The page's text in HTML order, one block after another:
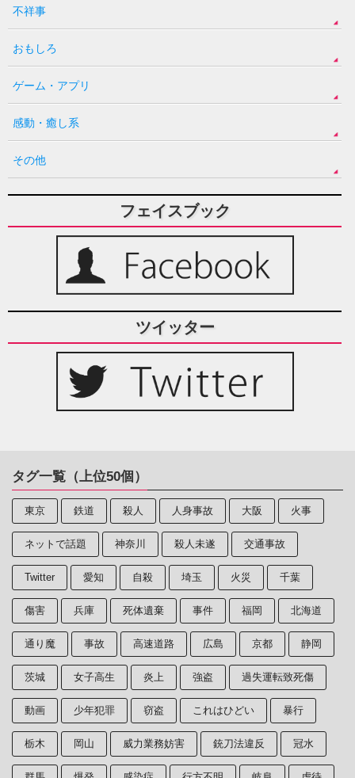
不祥事
おもしろ
ゲーム・アプリ
感動・癒し系
その他
フェイスブック
ツイッター
タグ一覧（上位50個）
東京 鉄道 殺人 人身事故 大阪 火事
ネットで話題 神奈川 殺人未遂 交通事故
Twitter 愛知 自殺 埼玉 火災 千葉
傷害 兵庫 死体遺棄 事件 福岡 北海道
通り魔 事故 高速道路 広島 京都 静岡
茨城 女子高生 炎上 強盗 過失運転致死傷
動画 少年犯罪 窃盗 これはひどい 暴行
栃木 岡山 威力業務妨害 銃刀法違反 冠水